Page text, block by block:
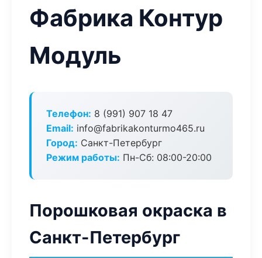
Фабрика Контур
Модуль
Телефон: 8 (991) 907 18 47
Email: info@fabrikakonturmo465.ru
Город: Санкт-Петербург
Режим работы: Пн-Сб: 08:00-20:00
Порошковая окраска в
Санкт-Петербург